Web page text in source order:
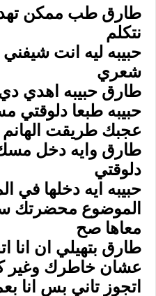
طارق طب ممكن
نتكلم
حبيبه ليه انت
شعري
طارق حبيبه اهدي
حبيبه طبعا
عجبك طريقت
طارق وايه دخل
دلوقتي
حبيبه ايه دخلها
الموضوع محضرتك
معاها صح
طارق بتهيلي ان
عشان خاطرك وغير
اتجوز تاني بس